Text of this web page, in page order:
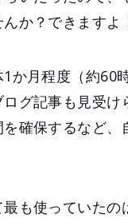
か？できますよ
か月程度（約60
グ記事も見受
確保するなど
も使っていたの